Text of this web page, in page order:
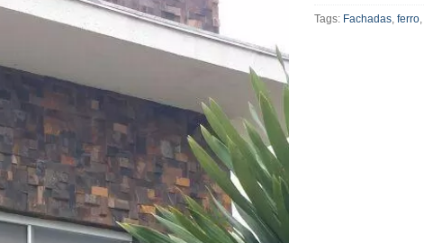
quantidade
Tags: Fachadas, ferro,